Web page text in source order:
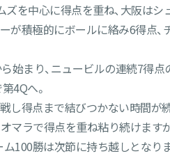
ズを中心に得点を重ね、大阪は
が積極的にボールに絡み6得点
始まり、ニュービルの連続7得
4Qへ。
し得点まで結びつかない時間が
オマラで得点を重ね粘り続けま
100勝は次節に持ち越しとなり